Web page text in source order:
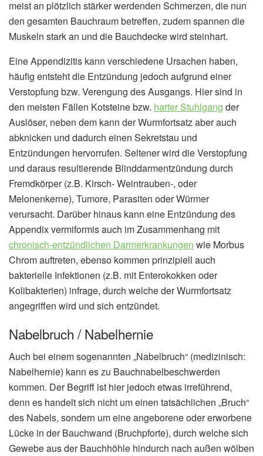
meist an plötzlich stärker werdenden Schmerzen, die nun
den gesamten Bauchraum betreffen, zudem spannen die
Muskeln stark an und die Bauchdecke wird steinhart.
Eine Appendizitis kann verschiedene Ursachen haben,
häufig entsteht die Entzündung jedoch aufgrund einer
Verstopfung bzw. Verengung des Ausgangs. Hier sind in
den meisten Fällen Kotsteine bzw. harter Stuhlgang der
Auslöser, neben dem kann der Wurmfortsatz aber auch
abknicken und dadurch einen Sekretstau und
Entzündungen hervorrufen. Seltener wird die Verstopfung
und daraus resultierende Blinddarmentzündung durch
Fremdkörper (z.B. Kirsch- Weintrauben-, oder
Melonenkerne), Tumore, Parasiten oder Würmer
verursacht. Darüber hinaus kann eine Entzündung des
Appendix vermiformis auch im Zusammenhang mit
chronisch-entzündlichen Darmerkrankungen wie Morbus
Chrom auftreten, ebenso kommen prinzipiell auch
bakterielle Infektionen (z.B. mit Enterokokken oder
Kolibakterien) infrage, durch welche der Wurmfortsatz
angegriffen wird und sich entzündet.
Nabelbruch / Nabelhernie
Auch bei einem sogenannten „Nabelbruch“ (medizinisch:
Nabelhernie) kann es zu Bauchnabelbeschwerden
kommen. Der Begriff ist hier jedoch etwas irreführend,
denn es handelt sich nicht um einen tatsächlichen „Bruch“
des Nabels, sondern um eine angeborene oder erworbene
Lücke in der Bauchwand (Bruchpforte), durch welche sich
Gewebe aus der Bauchhöhle hindurch nach außen wölben